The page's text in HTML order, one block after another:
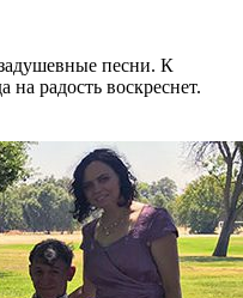
песни. К
радость воскреснет.